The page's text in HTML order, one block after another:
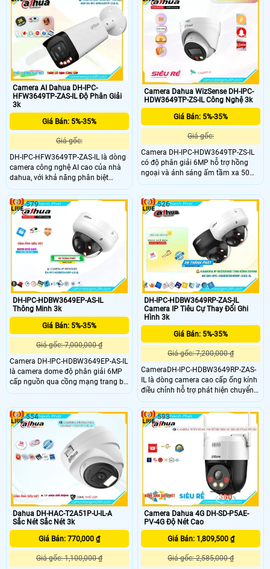
CVI/TVI/AHD/Analog, tích hợp mic
và loa đàm thoại 2 chiều, chuẩn
IP67 chống nước bụi, hoạt động ổn
định từ –40 °C đến +60 °C.
tích hợp mic và loa cho đàm thoại 2
chiều, chuẩn chống bụi nước IP67,
hoạt động tốt trong môi trường từ –
40 °C đến +60 °C.
Camera AI Dahua DH-IPC-
HFW3649TP-ZAS-IL Độ Phân Giải
3k
Giá Bán: 5%-35%
Giá gốc:
DH-IPC-HFW3649TP-ZAS-IL là dòng
camera công nghệ AI cao của nhà
dahua, với khả năng phân biệt
người và xe, phát hiện khuôn mặt,
phát hiện ở lại, phát hiện lảng vảng,
phát hiện khuôn mặt, ống kính
zoom, độ nét cao 6.0MP được trang
Camera Dahua WizSense DH-IPC-
HDW3649TP-ZS-IL Công Nghệ 3k
Giá Bán: 5%-35%
Giá gốc:
Camera DH-IPC-HDW3649TP-ZS-IL
có độ phân giải 6MP hỗ trợ hồng
ngoại và ánh sáng ấm tầm xa 50m.
Tich hợp mic thu âm chân thực,
công nghệ AI giúp phân loại chuyển
động chính xác của người và
phương tiện. Đồng thời hỗ trợ lưu trữ
qua thẻ nhớ tối da 512Gb
DH-IPC-HDBW3649EP-AS-IL
Thông Minh 3k
Giá Bán: 5%-35%
Giá gốc: 7,000,000 ₫
Camera DH-IPC-HDBW3649EP-AS-IL
là camera dome độ phân giải 6MP
cấp nguồn qua cồng mạng trang bị
khả năng thu âm ánh sáng kép 4
minh và chống ngược sáng DWDR
giúp hình ảnh rõ nét dù ở điều kiện
ánh sáng thấp. cảm biến video SMD
4.0 AI SSA và phân tích hình ảnh
thông minh thẻ nhớ 512GB.
579
DH-IPC-HDBW3649RP-ZAS-IL
Camera IP Tiêu Cự Thay Đổi Ghi
Hình 3k
Giá Bán: 5%-35%
Giá gốc: 7,200,000 ₫
CameraDH-IPC-HDBW3649RP-ZAS-
IL là dòng camera cao cấp ống kính
điều chỉnh hỗ trợ phát hiện chuyển
động và con người cấp nguồn qua
dây mạng. Với 2 chế độ hồng ngoại
và led trợ sáng chip xử lý SMD 4.0 AI
SSA chức năng Hàng rào ảo thông
minh ghi hình Full Color 40m ban
đêm
526
Dahua DH-HAC-T2A51P-U-IL-A
Sắc Nét Sắc Nét 3k
Giá Bán: 770,000 ₫
Giá gốc: 1,100,000 ₫
554
Camera Dahua 4G DH-SD-P5AE-
PV-4G Độ Nét Cao
Giá Bán: 1,809,500 ₫
Giá gốc: 2,585,000 ₫
593